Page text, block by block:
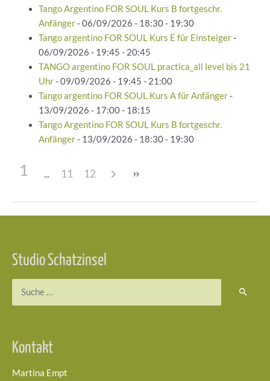
Tango Argentino FOR SOUL Kurs B fortgeschr.
Anfänger- 06/09/2026 - 18:30 - 19:30
Tango argentino FOR SOUL Kurs E für Einsteiger-
06/09/2026 - 19:45 - 20:45
TANGO argentino FOR SOUL practica_all level bis 21
Uhr- 09/09/2026 - 19:45 - 21:00
Tango argentino FOR SOUL Kurs A für Anfänger-
13/09/2026 - 17:00 - 18:15
Tango Argentino FOR SOUL Kurs B fortgeschr.
Anfänger- 13/09/2026 - 18:30 - 19:30
1 11 12
Studio Schatzinsel
Kontakt
Martina Empt